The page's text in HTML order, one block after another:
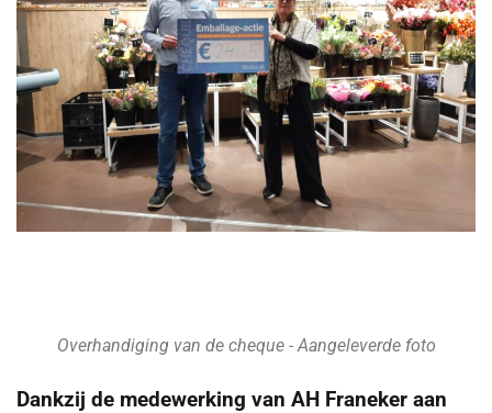
Overhandiging van de cheque - Aangeleverde foto
Dankzij de medewerking van AH Franeker aan